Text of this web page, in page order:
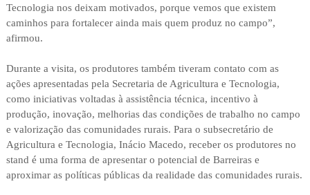
Tecnologia nos deixam motivados, porque vemos que existem
caminhos para fortalecer ainda mais quem produz no campo”,
afirmou.
Durante a visita, os produtores também tiveram contato com as
ações apresentadas pela Secretaria de Agricultura e Tecnologia,
como iniciativas voltadas à assistência técnica, incentivo à
produção, inovação, melhorias das condições de trabalho no campo
e valorização das comunidades rurais. Para o subsecretário de
Agricultura e Tecnologia, Inácio Macedo, receber os produtores no
stand é uma forma de apresentar o potencial de Barreiras e
aproximar as políticas públicas da realidade das comunidades rurais.